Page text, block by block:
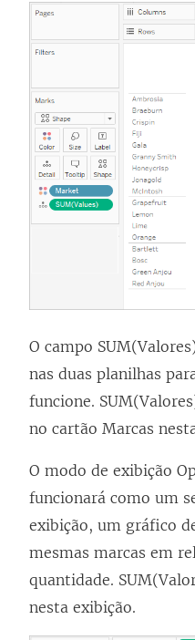
O campo
nas duas planilhas
funcione.
no cartão Marcas
O modo de exibição
funcionará como um
exibição, um gráfico
mesmas marcas em
quantidade.
nesta exibição.